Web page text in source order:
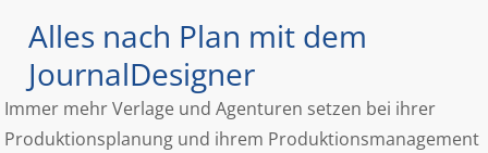
Alles nach Plan mit dem
JournalDesigner
Immer mehr Verlage und Agenturen setzen bei ihrer
Produktionsplanung und ihrem Produktionsmanagement